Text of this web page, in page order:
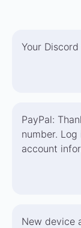
Your
PayPal:
number.
account
New device